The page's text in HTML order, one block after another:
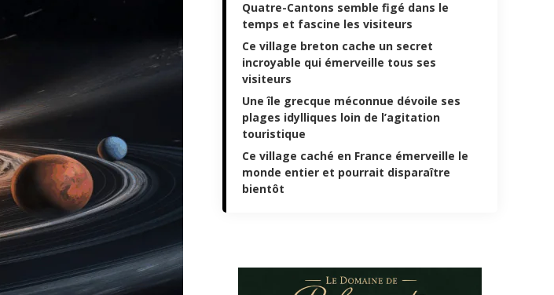
Quatre-Cantons semble figé dans le
temps et fascine les visiteurs
Ce village breton cache un secret
incroyable qui émerveille tous ses
visiteurs
Une île grecque méconnue dévoile ses
plages idylliques loin de l’agitation
touristique
Ce village caché en France émerveille le
monde entier et pourrait disparaître
bientôt